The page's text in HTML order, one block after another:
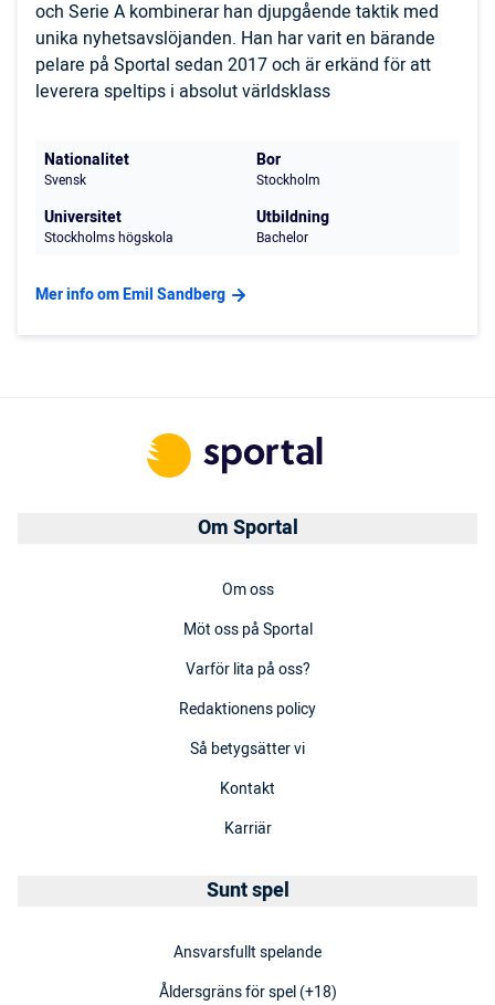
och Serie A kombinerar han djupgående taktik med
unika nyhetsavslöjanden. Han har varit en bärande
pelare på Sportal sedan 2017 och är erkänd för att
leverera speltips i absolut världsklass
Nationalitet
Svensk
Bor
Stockholm
Universitet
Stockholms högskola
Utbildning
Bachelor
Mer info om Emil Sandberg
Om Sportal
Om oss
Möt oss på Sportal
Varför lita på oss?
Redaktionens policy
Så betygsätter vi
Kontakt
Karriär
Sunt spel
Ansvarsfullt spelande
Åldersgräns för spel (+18)